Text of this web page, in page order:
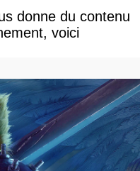
donne du contenu
voici